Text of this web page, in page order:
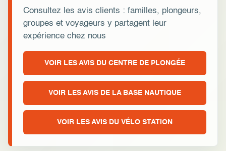
Consultez les avis clients : familles, plongeurs,
groupes et voyageurs y partagent leur
expérience chez nous
VOIR LES AVIS DU CENTRE DE PLONGÉE
VOIR LES AVIS DE LA BASE NAUTIQUE
VOIR LES AVIS DU VÉLO STATION